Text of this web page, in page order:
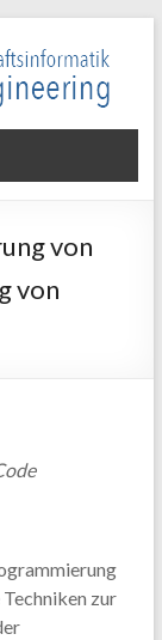
von
von
zur